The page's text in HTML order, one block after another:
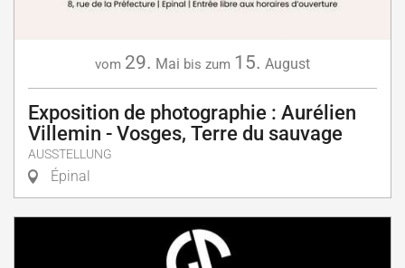
vom 29. Mai bis zum 15. August
Exposition de photographie : Aurélien
Villemin - Vosges, Terre du sauvage
AUSSTELLUNG
Épinal